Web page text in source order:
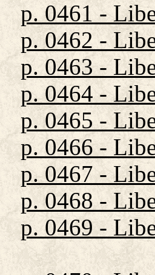
p. 0461 -
p. 0462 -
p. 0463 -
p. 0464 -
p. 0465 -
p. 0466 -
p. 0467 -
p. 0468 -
p. 0469 -